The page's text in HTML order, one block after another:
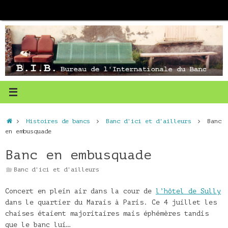
contenu
AccueilHistoires de bancs Banc d'ici et d'ailleurs
Banc
en embusquade
Banc en embusquade
Banc d'ici et d'ailleurs
Concert en plein air dans la cour de l’hôtel de Sully
dans le quartier du Marais à Paris. Ce 4 juillet les
chaises étaient majoritaires mais éphémères tandis
que le banc lui…